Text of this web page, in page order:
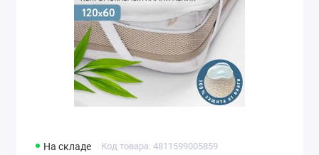
На складе Код товара: 4811599005859